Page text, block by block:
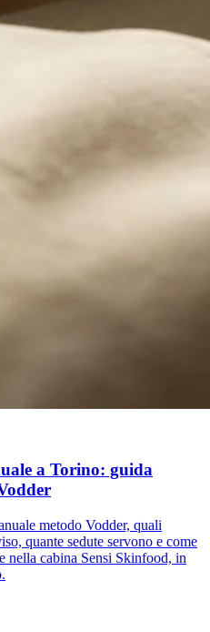
a Torino: guida
metodo Vodder, quali
quante sedute servono e come
nella cabina Sensi Skinfood, in